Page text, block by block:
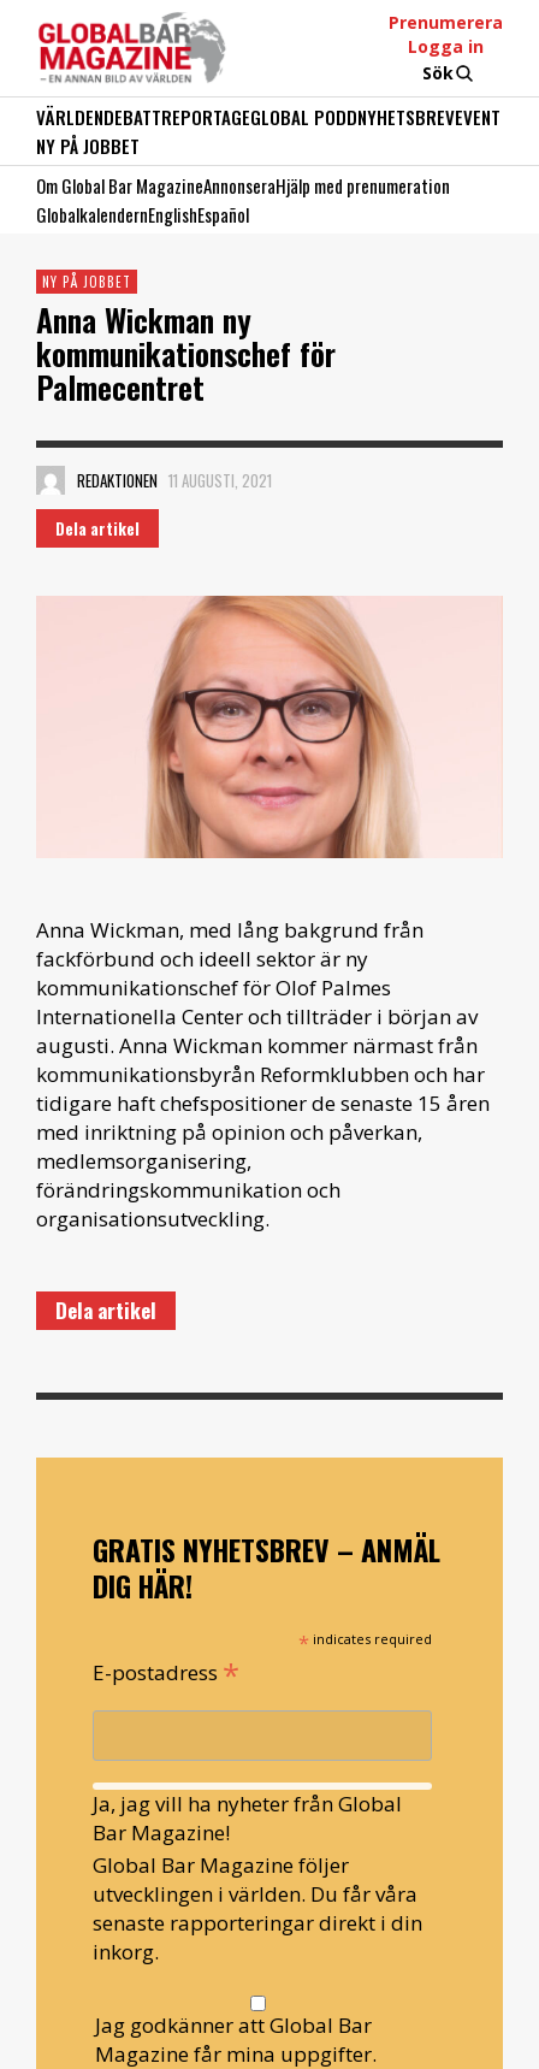
Prenumerera
Logga in
Sök
VÄRLDENDEBATTREPORTAGEGLOBAL PODDNYHETSBREVEVENT
NY PÅ JOBBET
Om Global Bar MagazineAnnonseraHjälp med prenumeration
GlobalkalendernEnglishEspañol
NY PÅ JOBBET
Anna Wickman ny
kommunikationschef för
Palmecentret
REDAKTIONEN 11 AUGUSTI, 2021
Dela artikel
Anna Wickman, med lång bakgrund från
fackförbund och ideell sektor är ny
kommunikationschef för Olof Palmes
Internationella Center och tillträder i början av
augusti. Anna Wickman kommer närmast från
kommunikationsbyrån Reformklubben och har
tidigare haft chefspositioner de senaste 15 åren
med inriktning på opinion och påverkan,
medlemsorganisering,
förändringskommunikation och
organisationsutveckling.
Dela artikel
GRATIS NYHETSBREV – ANMÄL
DIG HÄR!
* indicates required
E-postadress *
Ja, jag vill ha nyheter från Global
Bar Magazine!
Global Bar Magazine följer
utvecklingen i världen. Du får våra
senaste rapporteringar direkt i din
inkorg.
Jag godkänner att Global Bar
Magazine får mina uppgifter.